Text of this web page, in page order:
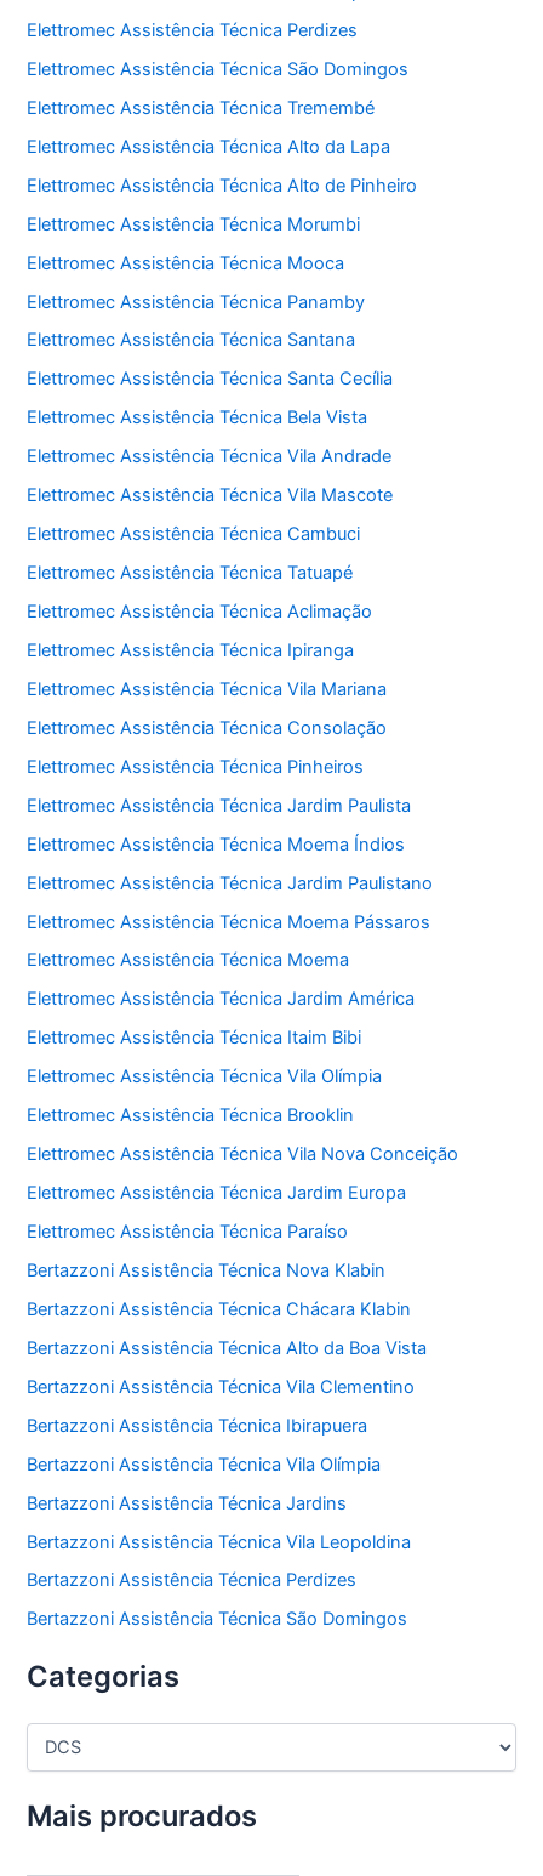
Elettromec Assistência Técnica Perdizes
Elettromec Assistência Técnica São Domingos
Elettromec Assistência Técnica Tremembé
Elettromec Assistência Técnica Alto da Lapa
Elettromec Assistência Técnica Alto de Pinheiro
Elettromec Assistência Técnica Morumbi
Elettromec Assistência Técnica Mooca
Elettromec Assistência Técnica Panamby
Elettromec Assistência Técnica Santana
Elettromec Assistência Técnica Santa Cecília
Elettromec Assistência Técnica Bela Vista
Elettromec Assistência Técnica Vila Andrade
Elettromec Assistência Técnica Vila Mascote
Elettromec Assistência Técnica Cambuci
Elettromec Assistência Técnica Tatuapé
Elettromec Assistência Técnica Aclimação
Elettromec Assistência Técnica Ipiranga
Elettromec Assistência Técnica Vila Mariana
Elettromec Assistência Técnica Consolação
Elettromec Assistência Técnica Pinheiros
Elettromec Assistência Técnica Jardim Paulista
Elettromec Assistência Técnica Moema Índios
Elettromec Assistência Técnica Jardim Paulistano
Elettromec Assistência Técnica Moema Pássaros
Elettromec Assistência Técnica Moema
Elettromec Assistência Técnica Jardim América
Elettromec Assistência Técnica Itaim Bibi
Elettromec Assistência Técnica Vila Olímpia
Elettromec Assistência Técnica Brooklin
Elettromec Assistência Técnica Vila Nova Conceição
Elettromec Assistência Técnica Jardim Europa
Elettromec Assistência Técnica Paraíso
Bertazzoni Assistência Técnica Nova Klabin
Bertazzoni Assistência Técnica Chácara Klabin
Bertazzoni Assistência Técnica Alto da Boa Vista
Bertazzoni Assistência Técnica Vila Clementino
Bertazzoni Assistência Técnica Ibirapuera
Bertazzoni Assistência Técnica Vila Olímpia
Bertazzoni Assistência Técnica Jardins
Bertazzoni Assistência Técnica Vila Leopoldina
Bertazzoni Assistência Técnica Perdizes
Bertazzoni Assistência Técnica São Domingos
Categorias
C
e
g
Mais procurados